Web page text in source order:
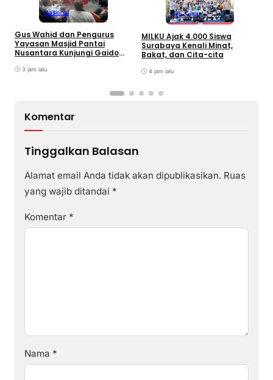
Nasional
Gus Wahid dan Pengurus
Yayasan Masjid Pantai
Nusantara Kunjungi Gaido
Pengembangan Ekonomi
3 jam lalu
Info Sehat
MILKU Ajak 4.000 Siswa
Surabaya Kenali Minat,
Bakat, dan Cita-cita
4 jam lalu
Komentar
Tinggalkan Balasan
Alamat email Anda tidak akan dipublikasikan. Ruas
yang wajib ditandai *
Komentar *
Nama *